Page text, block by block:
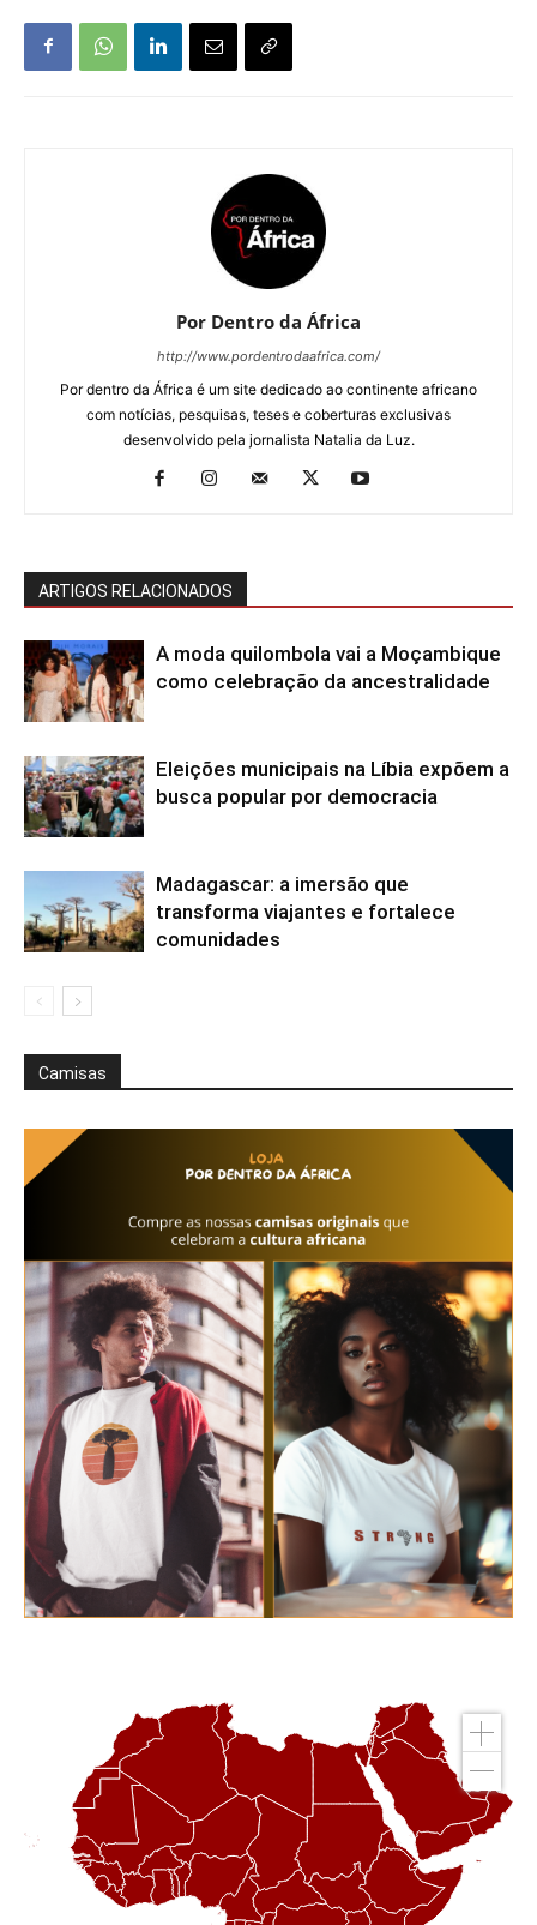
Por Dentro da África
http://www.pordentrodaafrica.com/
Por dentro da África é um site dedicado ao continente africano
com notícias, pesquisas, teses e coberturas exclusivas
desenvolvido pela jornalista Natalia da Luz.
ARTIGOS RELACIONADOS
A moda quilombola vai a Moçambique
como celebração da ancestralidade
Eleições municipais na Líbia expõem a
busca popular por democracia
Madagascar: a imersão que
transforma viajantes e fortalece
comunidades
Camisas